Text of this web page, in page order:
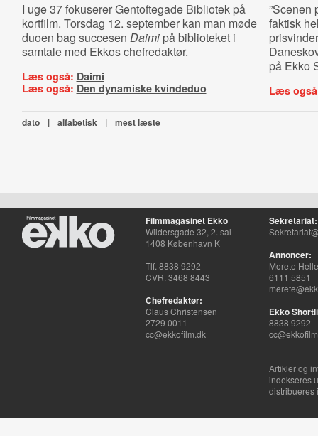
I uge 37 fokuserer Gentoftegade Bibliotek på
kortfilm. Torsdag 12. september kan man møde
duoen bag succesen Daimipå biblioteket i
samtale med Ekkos chefredaktør.
Læs også: Daimi
Læs også: Den dynamiske kvindeduo
”Scenen
faktisk
på Ekko
Læs
dato | alfabetisk | mest læste
Filmmagasinet Ekko
Wildersgade 32, 2. sal
1408 København K
Tlf. 8838 9292
CVR. 3468 8443
Chefredaktør:
Claus Christensen
2729 0011
cc@ekkofilm.dk
Sekretariat:
Annoncer:
Merete
6111 5851
Ekko
8838 9292
Artikler og
indekseres
distribueres